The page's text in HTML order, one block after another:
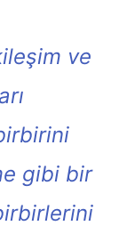
ve
gibi bir